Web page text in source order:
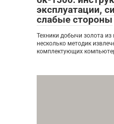
эксплуатации,
слабые стороны
Техники добычи золота
несколько методик
комплектующих